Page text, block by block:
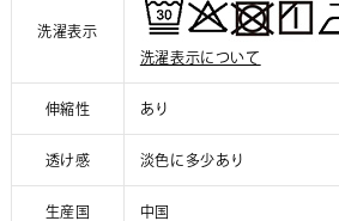
洗濯表示
洗濯表示について
伸縮性 あり
透け感 淡色に多少あり
生産国 中国